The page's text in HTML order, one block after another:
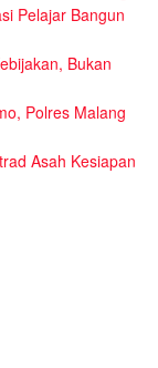
Pelajar Bangun
Bukan
Polres Malang
Asah Kesiapan